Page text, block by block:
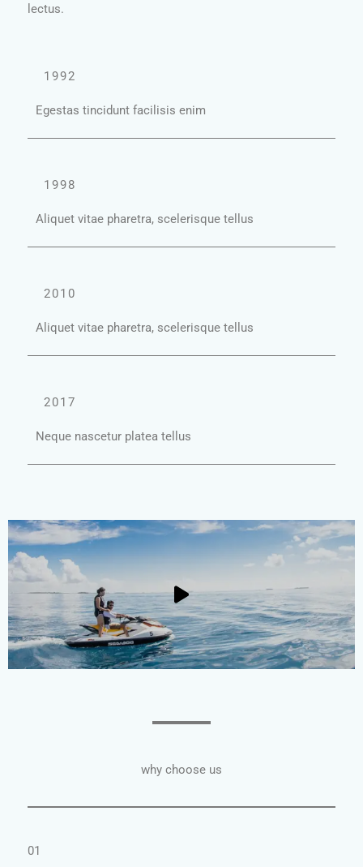
lectus.
1992
Egestas tincidunt facilisis enim
1998
Aliquet vitae pharetra, scelerisque tellus
2010
Aliquet vitae pharetra, scelerisque tellus
2017
Neque nascetur platea tellus
why choose us
01